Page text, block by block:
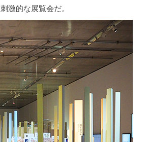
激的な展覧会だ。